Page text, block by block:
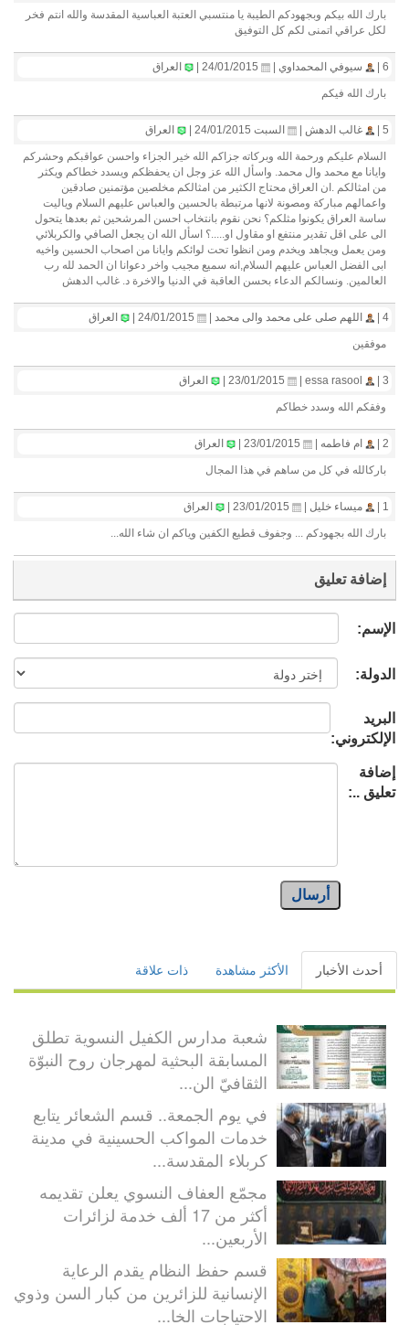
بارك الله بيكم وبجهودكم الطيبة يا منتسبي العتبة العباسية المقدسة والله انتم فخر
لكل عراقي اتمنى لكم كل التوفيق
6 | سيوفي المحمداوي | العراق
بارك الله فيكم
5 | غالب الدهش | السبت 24/01/2015 | العراق
السلام عليكم ورحمة الله وبركاته جزاكم الله خير الجزاء واحسن عواقبكم وحشركم
وايانا مع محمد وال محمد. واسأل الله عز وجل ان يحفظكم ويسدد خطاكم ويكثر
من امثالكم .ان العراق محتاج الكثير من امثالكم مخلصين مؤتمنين صادقين
واعمالهم مباركة ومصونة لانها مرتبطة بالحسين والعباس عليهم السلام وياليت
ساسة العراق يكونوا مثلكم؟ نحن نقوم بانتخاب احسن المرشحين ثم بعدها يتحول
الى على اقل تقدير منتفع او مقاول او.....؟ اسأل الله ان يجعل الصافي والكربلائي
ومن يعمل ويجاهد ويخدم ومن انظوا تحت لوائكم وايانا من اصحاب الحسين واخيه
ابى الفضل العباس عليهم السلام,انه سميع مجيب واخر دعوانا ان الحمد لله رب
العالمين. ونسالكم الدعاء بحسن العاقبة في الدنيا والاخرة د. غالب الدهش
4 | اللهم صلى على محمد والى محمد | العراق
موفقين
3 | العراق
وفقكم الله وسدد خطاكم
2 | ام فاطمه | العراق
باركالله في كل من ساهم في هذا المجال
1 | ميساء خليل | العراق
بارك الله بجهودكم ... وجفوف قطيع الكفين وياكم ان شاء الله...
إضافة تعليق
الإسم:
الدولة:
البريد
الإلكتروني:
إضافة
تعليق ..:
أرسال
أحدث الأخبار الأكثر مشاهدة ذات علاقة
شعبة مدارس الكفيل النسوية تطلق
المسابقة البحثية لمهرجان روح النبوّة
الثقافيّ الن...
في يوم الجمعة.. قسم الشعائر يتابع
خدمات المواكب الحسينية في مدينة
كربلاء المقدسة...
مجمّع العفاف النسوي يعلن تقديمه
أكثر من 17 ألف خدمة لزائرات
الأربعين...
قسم حفظ النظام يقدم الرعاية
الإنسانية للزائرين من كبار السن وذوي
الاحتياجات الخا...